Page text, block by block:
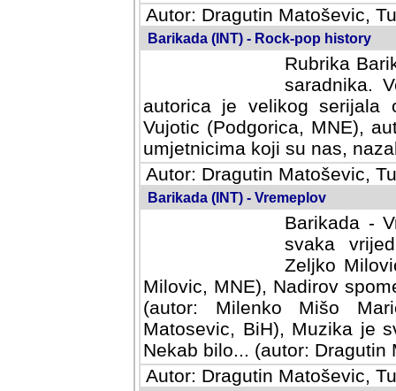
Autor: Dragutin Matoševic,
Barikada (INT) - Rock-pop history
Rubrika
saradnika.
autorica je velikog serijala
Vujotic (Podgorica, MNE),
umjetnicima koji su nas,
Autor: Dragutin Matoševic,
Barikada (INT) - Vremeplov
Barikada -
svaka
Milovic,
MNE), Nadirov spomenar
Milenko Mišo Maric, UK),
Muzika je svirala (autor:
(autor: Dragutin Matosevic,
Autor: Dragutin Matoševic,